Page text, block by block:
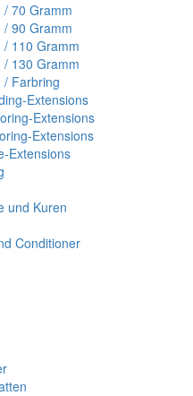
/ 70 Gramm
/ 90 Gramm
/ 110 Gramm
/ 130 Gramm
/ Farbring
Extensions
Extensions
Extensions
Extensions
und Kuren
Conditioner